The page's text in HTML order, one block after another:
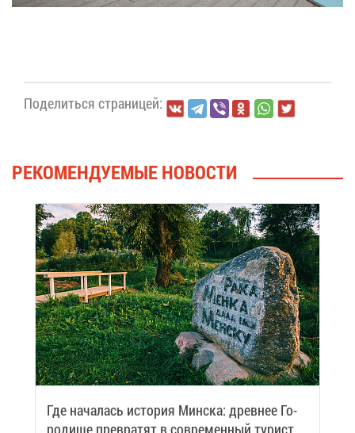
По­де­лить­ся стра­ни­цей:
РЕ­КО­МЕН­ДУ­Е­МЫЕ НО­ВО­СТИ
Где на­ча­лась ис­то­рия Мин­ска: древ­нее Го­
ро­ди­ще пре­вра­тят в со­вре­мен­ный ту­ри­сти­